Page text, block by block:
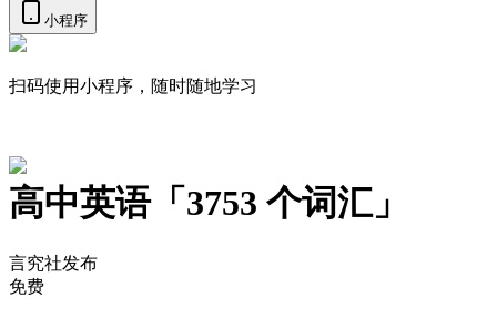
小程序
扫码使用小程序，随时随地学习
高中英语「 3753 个词汇」
言究社发布
免费